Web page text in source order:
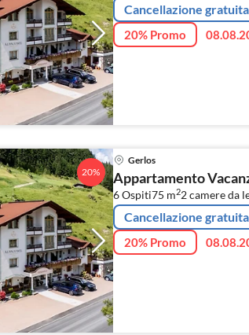
Cancellazione gratuita
20% Promo
20%
Gerlos
Appartamento
6 Ospiti75 m22camere da
Cancellazione gratuita
20% Promo